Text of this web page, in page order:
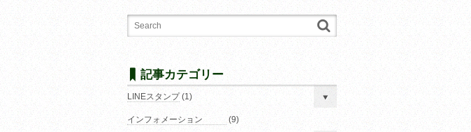
記事カテゴリー
LINEスタンプ(1)
インフォメーション (9)